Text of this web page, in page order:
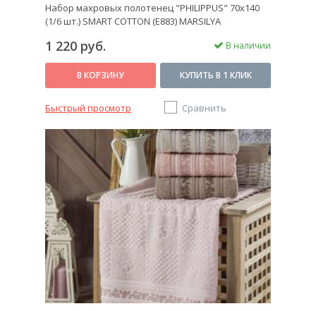
Набор махровых полотенец "PHILIPPUS" 70х140
(1/6 шт.) SMART COTTON (E883) MARSILYA
1 220 руб. В наличии
В КОРЗИНУ КУПИТЬ В 1 КЛИК
Быстрый просмотр Сравнить